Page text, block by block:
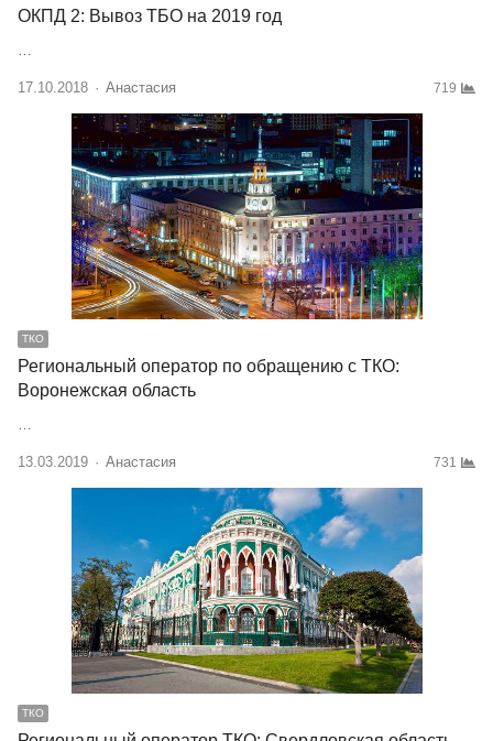
ОКПД 2: Вывоз ТБО на 2019 год
…
17.10.2018 Author
Анастасия 719
ТКО
Региональный оператор по обращению с ТКО:
Воронежская область
…
13.03.2019 Author
Анастасия 731
ТКО